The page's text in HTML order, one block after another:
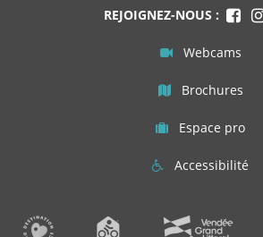
REJOIGNEZ-NOUS :
Webcams
Brochures
Espace pro
Accessibilité